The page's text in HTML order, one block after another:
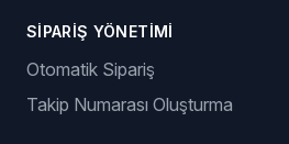
SIPARIŞ YÖNETIMI
Otomatik Sipariş
Takip Numarası Oluşturma